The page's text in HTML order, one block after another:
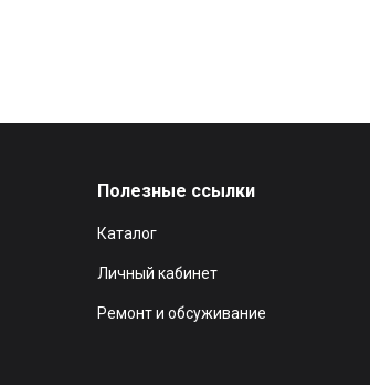
Полезные ссылки
Каталог
Личный кабинет
Ремонт и обсуживание